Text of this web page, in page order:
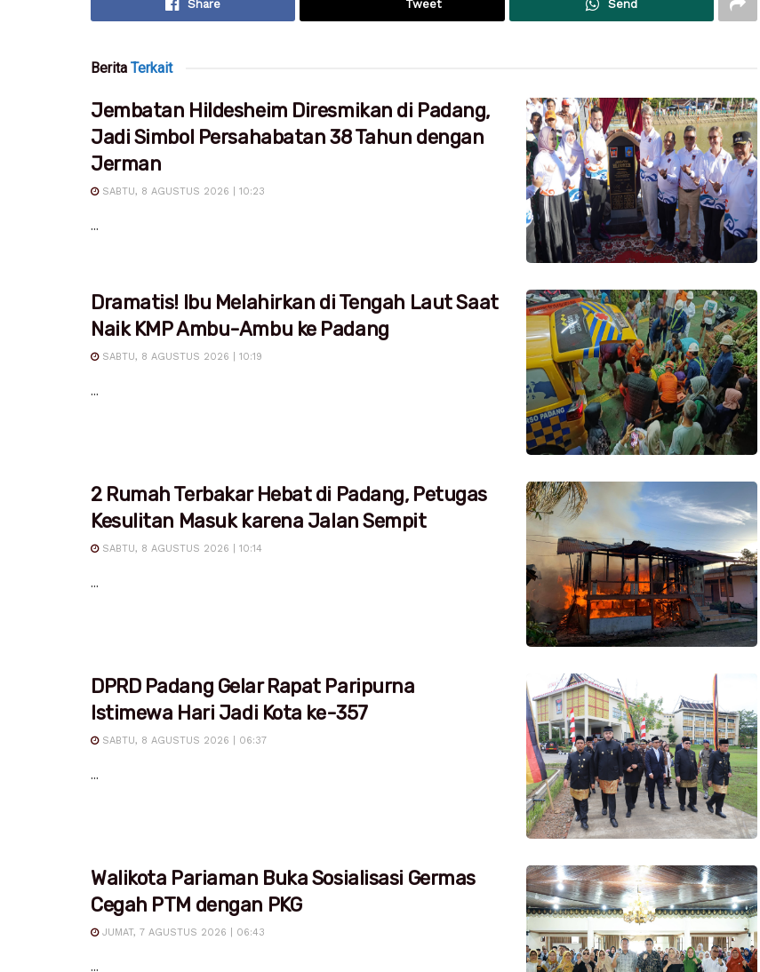
Share Tweet Send
Berita Terkait
Jembatan Hildesheim Diresmikan di Padang,
Jadi Simbol Persahabatan 38 Tahun dengan
Jerman
SABTU, 8 AGUSTUS 2026 | 10:23
...
Dramatis! Ibu Melahirkan di Tengah Laut Saat
Naik KMP Ambu-Ambu ke Padang
SABTU, 8 AGUSTUS 2026 | 10:19
...
2 Rumah Terbakar Hebat di Padang, Petugas
Kesulitan Masuk karena Jalan Sempit
SABTU, 8 AGUSTUS 2026 | 10:14
...
DPRD Padang Gelar Rapat Paripurna
Istimewa Hari Jadi Kota ke-357
SABTU, 8 AGUSTUS 2026 | 06:37
...
Walikota Pariaman Buka Sosialisasi Germas
Cegah PTM dengan PKG
JUMAT, 7 AGUSTUS 2026 | 06:43
...